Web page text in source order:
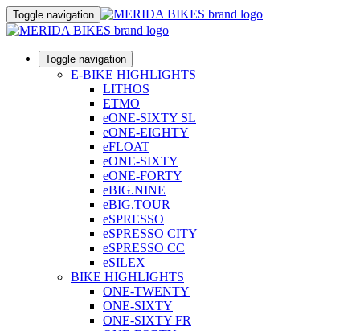
Toggle navigation
Toggle navigation
E-BIKE HIGHLIGHTS
LITHOS
ETMO
eONE-SIXTY SL
eONE-EIGHTY
eFLOAT
eONE-SIXTY
eONE-FORTY
eBIG.NINE
eBIG.TOUR
eSPRESSO
eSPRESSO CITY
eSPRESSO CC
eSILEX
BIKE HIGHLIGHTS
ONE-TWENTY
ONE-SIXTY
ONE-SIXTY FR